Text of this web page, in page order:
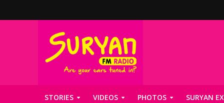
STORIES VIDEOS PHOTOS SURYAN